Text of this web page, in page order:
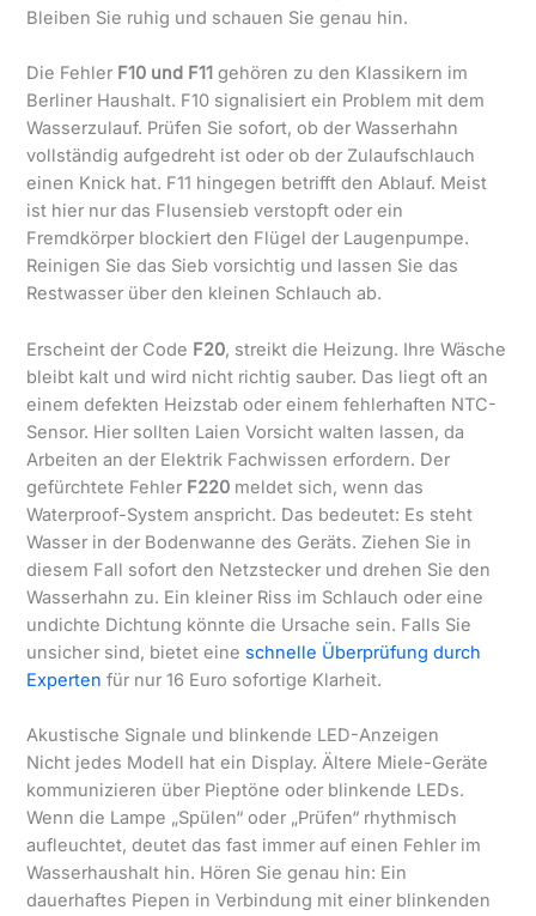
Bleiben Sie ruhig und schauen Sie genau hin.
Die Fehler F10 und F11 gehören zu den Klassikern im
Berliner Haushalt. F10 signalisiert ein Problem mit dem
Wasserzulauf. Prüfen Sie sofort, ob der Wasserhahn
vollständig aufgedreht ist oder ob der Zulaufschlauch
einen Knick hat. F11 hingegen betrifft den Ablauf. Meist
ist hier nur das Flusensieb verstopft oder ein
Fremdkörper blockiert den Flügel der Laugenpumpe.
Reinigen Sie das Sieb vorsichtig und lassen Sie das
Restwasser über den kleinen Schlauch ab.
Erscheint der Code F20, streikt die Heizung. Ihre Wäsche
bleibt kalt und wird nicht richtig sauber. Das liegt oft an
einem defekten Heizstab oder einem fehlerhaften NTC-
Sensor. Hier sollten Laien Vorsicht walten lassen, da
Arbeiten an der Elektrik Fachwissen erfordern. Der
gefürchtete Fehler F220 meldet sich, wenn das
Waterproof-System anspricht. Das bedeutet: Es steht
Wasser in der Bodenwanne des Geräts. Ziehen Sie in
diesem Fall sofort den Netzstecker und drehen Sie den
Wasserhahn zu. Ein kleiner Riss im Schlauch oder eine
undichte Dichtung könnte die Ursache sein. Falls Sie
unsicher sind, bietet eine schnelle Überprüfung durch
Experten für nur 16 Euro sofortige Klarheit.
Akustische Signale und blinkende LED-Anzeigen
Nicht jedes Modell hat ein Display. Ältere Miele-Geräte
kommunizieren über Pieptöne oder blinkende LEDs.
Wenn die Lampe „Spülen“ oder „Prüfen“ rhythmisch
aufleuchtet, deutet das fast immer auf einen Fehler im
Wasserhaushalt hin. Hören Sie genau hin: Ein
dauerhaftes Piepen in Verbindung mit einer blinkenden